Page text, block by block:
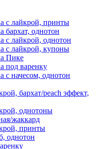
с лайкрой, принты
бархат, однотон
с лайкрой, однотон
с лайкрой, купоны
Пике
под варенку
с начесом, однотон
бархат/peach эффект,
однотоны
жаккард
принты
однотон